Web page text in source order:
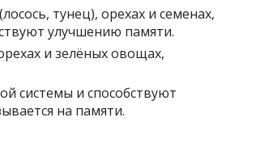
тунец), орехах и семенах,
улучшению памяти.
и зелёных овощах,
системы и способствуют
на памяти.